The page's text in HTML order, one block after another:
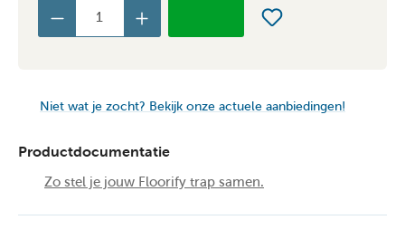
Niet wat je zocht? Bekijk onze actuele aanbiedingen!
Productdocumentatie
Zo stel je jouw Floorify trap samen.